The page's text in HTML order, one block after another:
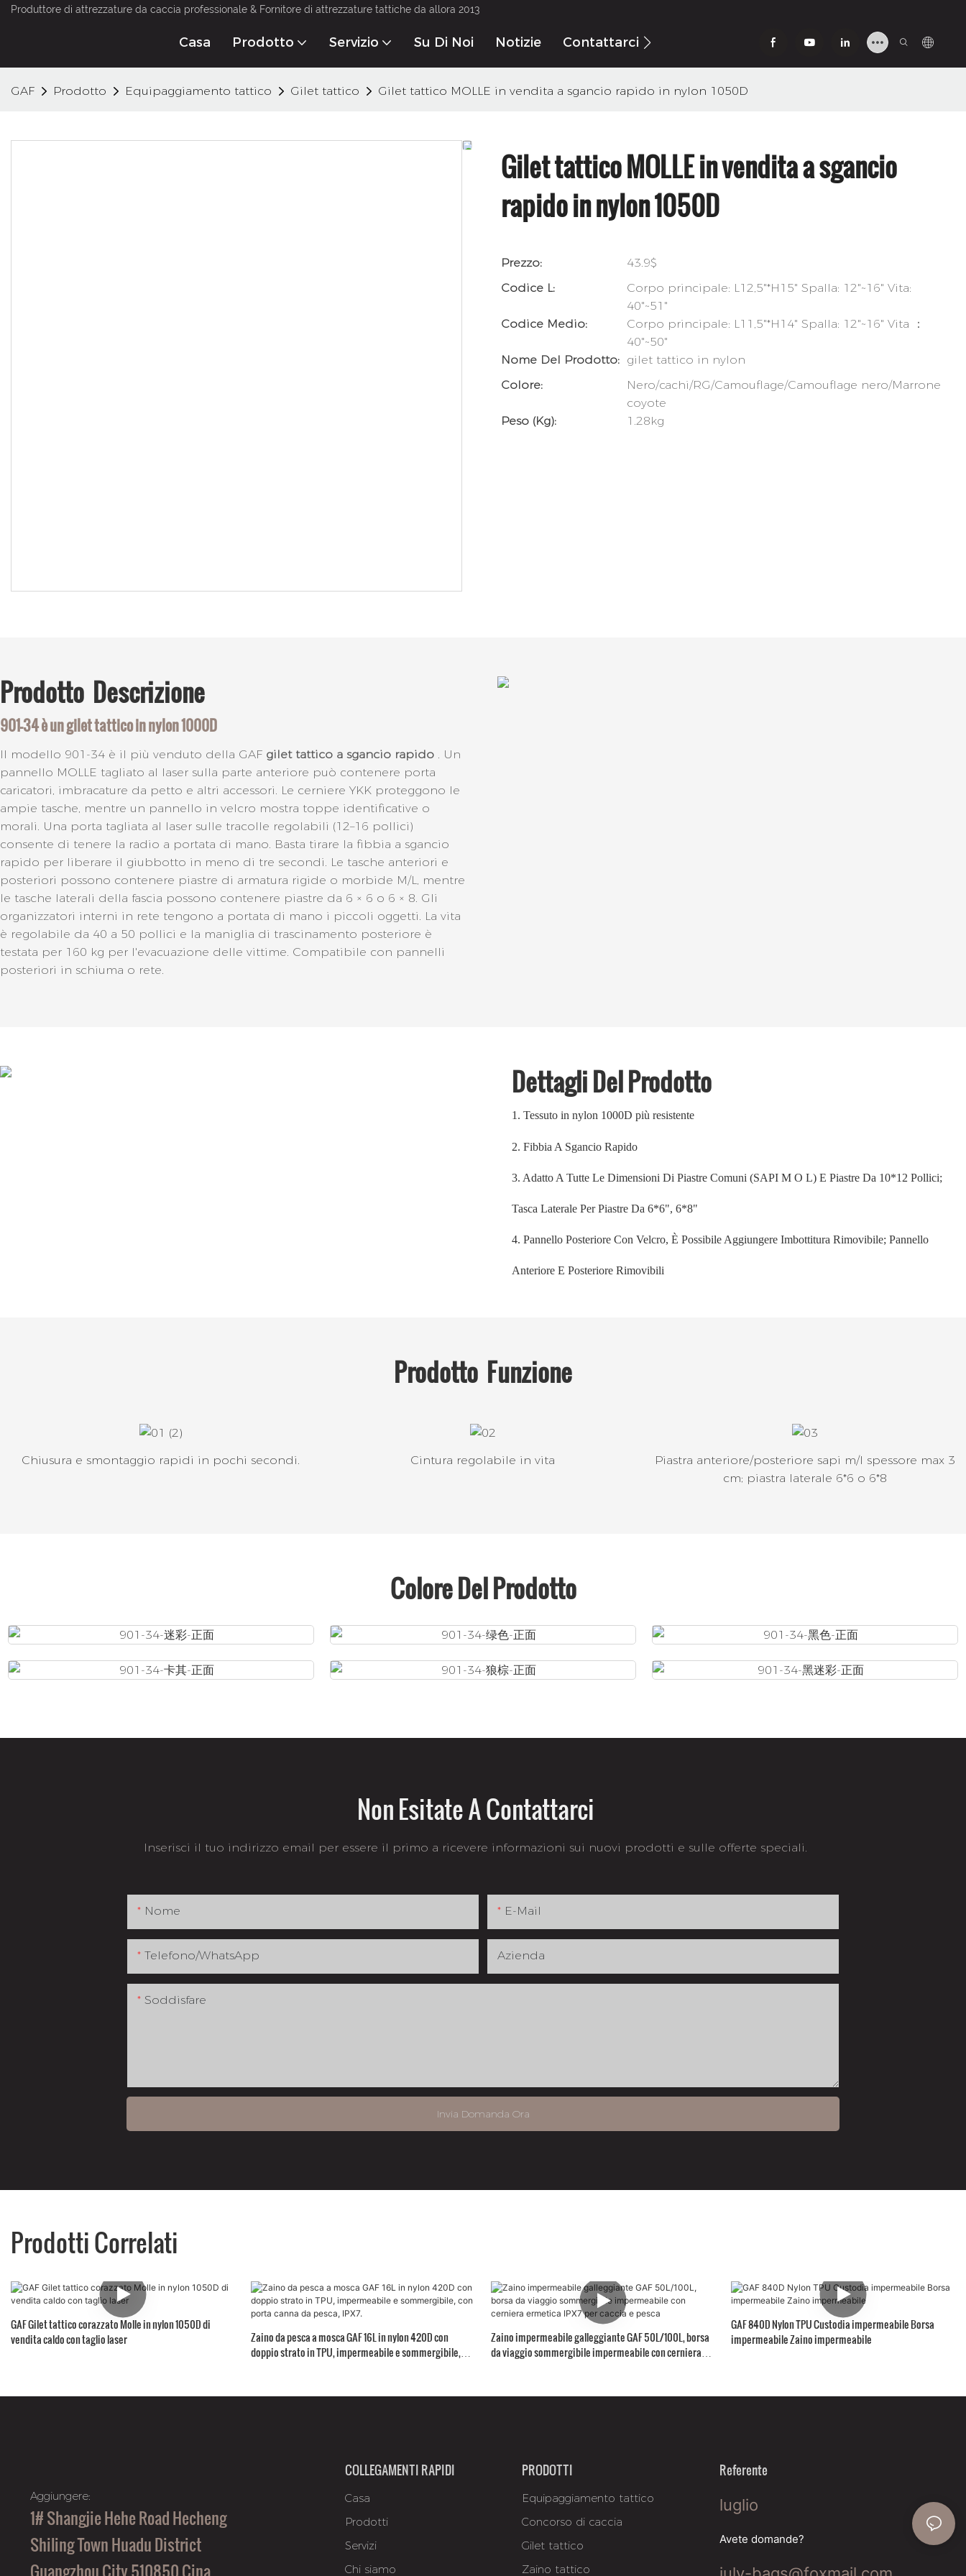
Produttore di attrezzature da caccia professionale & Fornitore di attrezzature tattiche da allora 2013
Casa Prodotto Servizio Su Di Noi Notizie Contattarci
GAF Prodotto Equipaggiamento tattico Gilet tattico Gilet tattico MOLLE in vendita a sgancio rapido in nylon 1050D
Gilet tattico MOLLE in vendita a sgancio
rapido in nylon 1050D
Prezzo:
43.9$
Codice L:
Corpo principale: L12,5"*H15" Spalla: 12"~16" Vita:
40"~51"
Codice Medio:
Corpo principale: L11,5"*H14" Spalla: 12"~16" Vita ：
40"~50"
Nome Del Prodotto: gilet tattico in nylon
Colore:
Nero/cachi/RG/Camouflage/Camouflage nero/Marrone
coyote
Peso (kg):
1.28kg
Prodotto Descrizione
901-34 è un gilet tattico in nylon 1000D
Il modello 901-34 è il più venduto della GAF gilet tattico a sgancio rapido . Un
pannello MOLLE tagliato al laser sulla parte anteriore può contenere porta
caricatori, imbracature da petto e altri accessori. Le cerniere YKK proteggono le
ampie tasche, mentre un pannello in velcro mostra toppe identificative o
morali. Una porta tagliata al laser sulle tracolle regolabili (12–16 pollici)
consente di tenere la radio a portata di mano. Basta tirare la fibbia a sgancio
rapido per liberare il giubbotto in meno di tre secondi. Le tasche anteriori e
posteriori possono contenere piastre di armatura rigide o morbide M/L, mentre
le tasche laterali della fascia possono contenere piastre da 6 × 6 o 6 × 8. Gli
organizzatori interni in rete tengono a portata di mano i piccoli oggetti. La vita
è regolabile da 40 a 50 pollici e la maniglia di trascinamento posteriore è
testata per 160 kg per l'evacuazione delle vittime. Compatibile con pannelli
posteriori in schiuma o rete.
Dettagli Del Prodotto
1.Tessuto in nylon 1000D più resistente
2.Fibbia A Sgancio Rapido
3. Adatto A Tutte Le Dimensioni Di Piastre Comuni (SAPI M O L) E Piastre Da 10*12 Pollici;
Tasca Laterale Per Piastre Da 6*6", 6*8"
4. Pannello Posteriore Con Velcro, È Possibile Aggiungere Imbottitura Rimovibile; Pannello
Anteriore E Posteriore Rimovibili
Prodotto Funzione
Chiusura e smontaggio rapidi in pochi secondi. Cintura regolabile in vita
Piastra anteriore/posteriore sapi m/l spessore max 3
cm; piastra laterale 6*6 o 6*8
Colore Del Prodotto
Non Esitate A Contattarci
Inserisci il tuo indirizzo email per essere il primo a ricevere informazioni sui nuovi prodotti e sulle offerte speciali.
Nome E-Mail
Telefono/WhatsApp Azienda
Soddisfare
Invia Domanda Ora
Prodotti Correlati
GAF Gilet tattico corazzato Molle in nylon 1050D di
vendita caldo con taglio laser
Zaino da pesca a mosca GAF 16L in nylon 420D con
doppio strato in TPU, impermeabile e sommergibile,
Zaino impermeabile galleggiante GAF 50L/100L, borsa
da viaggio sommergibile impermeabile con cerniera
GAF 840D Nylon TPU Custodia impermeabile Borsa
impermeabile Zaino impermeabile
Aggiungere:
1# Shangjie Hehe Road Hecheng
Shiling Town Huadu District
Guangzhou City 510850 Cina
COLLEGAMENTI RAPIDI
Casa
Prodotti
Servizi
Chi siamo
PRODOTTI
Equipaggiamento tattico
Concorso di caccia
Gilet tattico
Zaino tattico
Referente
luglio
Avete domande?